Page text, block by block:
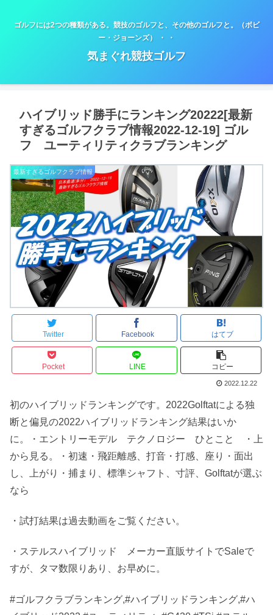
ゴルフには2つの種類がある。競技のゴルフと、その他のゴルフと。（ボビ
ー・ジョーンズ） ・ ・
気まぐれ競技ゴルフ
ハイブリッド勝手にランキング20222[最新
すぎるゴルフクラブ情報2022-12-19] ゴル
フ ユーティリティクラブランキング
最新すぎるゴルフクラブ情報
Twitter Facebook はてブ
Pocket LINE コピー
2022.12.22
初のハイブリッドランキングです。2022Golftatによる独
断と偏見の2022ハイブリッドランキング結果はいか
に。・エントリーモデル テクノロジー ひとこと ・上
から見る。・初速・飛距離感、打音・打感、座り・面出
し、上がり・捕まり、標準シャフト、寸評、Golftatが選ぶ
なら
・試打結果は過去動画をご覧ください。
・ステルスハイブリッド メーカー直販サイトでSaleで
すが、タマ数限りあり、お早めに。
#ゴルフクラブランキング,#ハイブリッドランキング,#ハ